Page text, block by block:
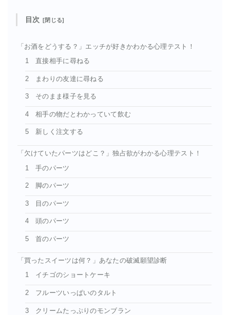
目次
「お酒をどうする？」エッチが好きかわかる心理テスト！
1 直接相手に尋ねる
2 まわりの友達に尋ねる
3 そのまま様子を見る
4 相手の物だとわかっていて飲む
5 新しく注文する
「欠けていたパーツはどこ？」独占欲がわかる心理テスト！
1 手のパーツ
2 脚のパーツ
3 目のパーツ
4 頭のパーツ
5 首のパーツ
「買ったスイーツは何？」あなたの破滅願望診断
1 イチゴのショートケーキ
2 フルーツいっぱいのタルト
3 クリームたっぷりのモンブラン